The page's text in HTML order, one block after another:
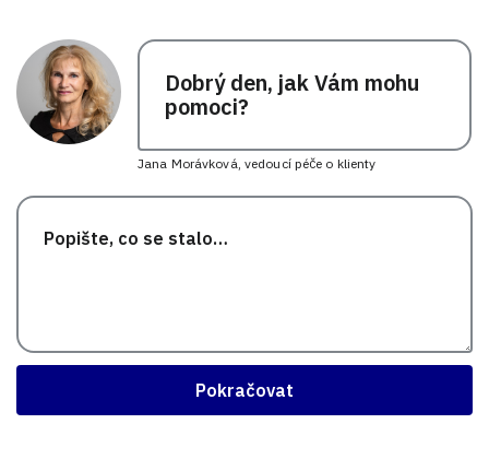
Dobrý den, jak Vám mohu
pomoci?
Jana Morávková, vedoucí péče o klienty
Pokračovat